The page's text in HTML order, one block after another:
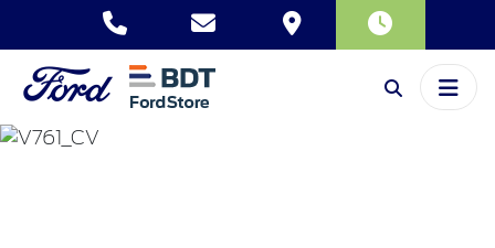
TRANSIT
CONNECT